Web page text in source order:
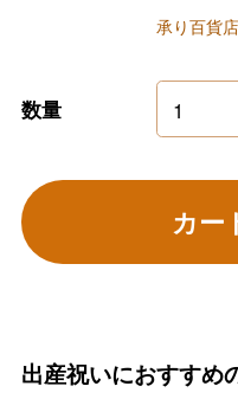
承り百貨
数量
カー
出産祝いにおすすめ